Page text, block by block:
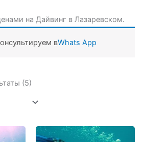
на Дайвинг в Лазаревском.
вWhats App
(5)